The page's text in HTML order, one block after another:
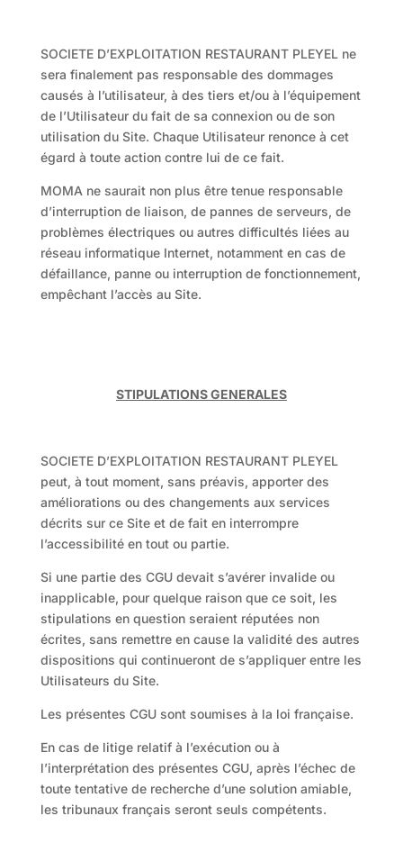
SOCIETE D’EXPLOITATION RESTAURANT PLEYEL ne
sera finalement pas responsable des dommages
causés à l’utilisateur, à des tiers et/ou à l’équipement
de l’Utilisateur du fait de sa connexion ou de son
utilisation du Site. Chaque Utilisateur renonce à cet
égard à toute action contre lui de ce fait.
MOMA ne saurait non plus être tenue responsable
d’interruption de liaison, de pannes de serveurs, de
problèmes électriques ou autres difficultés liées au
réseau informatique Internet, notamment en cas de
défaillance, panne ou interruption de fonctionnement,
empêchant l’accès au Site.
STIPULATIONS GENERALES
SOCIETE D’EXPLOITATION RESTAURANT PLEYEL
peut, à tout moment, sans préavis, apporter des
améliorations ou des changements aux services
décrits sur ce Site et de fait en interrompre
l’accessibilité en tout ou partie.
Si une partie des CGU devait s’avérer invalide ou
inapplicable, pour quelque raison que ce soit, les
stipulations en question seraient réputées non
écrites, sans remettre en cause la validité des autres
dispositions qui continueront de s’appliquer entre les
Utilisateurs du Site.
Les présentes CGU sont soumises à la loi française.
En cas de litige relatif à l’exécution ou à
l’interprétation des présentes CGU, après l’échec de
toute tentative de recherche d’une solution amiable,
les tribunaux français seront seuls compétents.